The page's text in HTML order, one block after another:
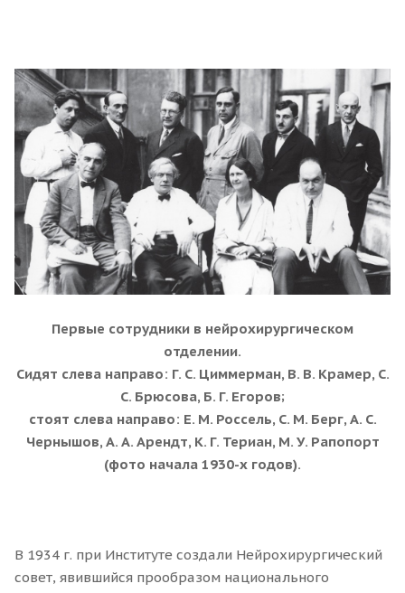
Первые сотрудники в нейрохирургическом
отделении.
Сидят слева направо: Г. С. Циммерман, В. В. Крамер, С.
С. Брюсова, Б. Г. Егоров;
стоят слева направо: Е. М. Россель, С. М. Берг, А. С.
Чернышов, А. А. Арендт, К. Г. Териан, М. У. Рапопорт
(фото начала 1930-х годов).
В 1934 г. при Институте создали Нейрохирургический
совет, явившийся прообразом национального